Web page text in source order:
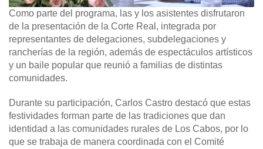
Como parte del programa, las y los asistentes disfrutaron
de la presentación de la Corte Real, integrada por
representantes de delegaciones, subdelegaciones y
rancherías de la región, además de espectáculos artísticos
y un baile popular que reunió a familias de distintas
comunidades.
Durante su participación, Carlos Castro destacó que estas
festividades forman parte de las tradiciones que dan
identidad a las comunidades rurales de Los Cabos, por lo
que se trabaja de manera coordinada con el Comité